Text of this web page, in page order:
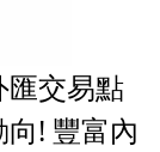
匯交易點
! 豐富內